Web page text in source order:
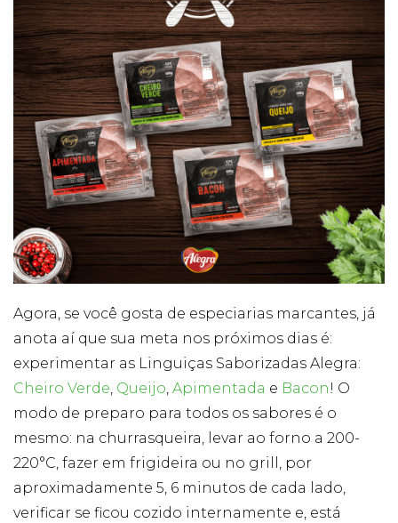
Agora, se você gosta de especiarias marcantes, já
anota aí que sua meta nos próximos dias é:
experimentar as Linguiças Saborizadas Alegra:
Cheiro Verde, Queijo, Apimentada e Bacon! O
modo de preparo para todos os sabores é o
mesmo: na churrasqueira, levar ao forno a 200-
220°C, fazer em frigideira ou no grill, por
aproximadamente 5, 6 minutos de cada lado,
verificar se ficou cozido internamente e, está